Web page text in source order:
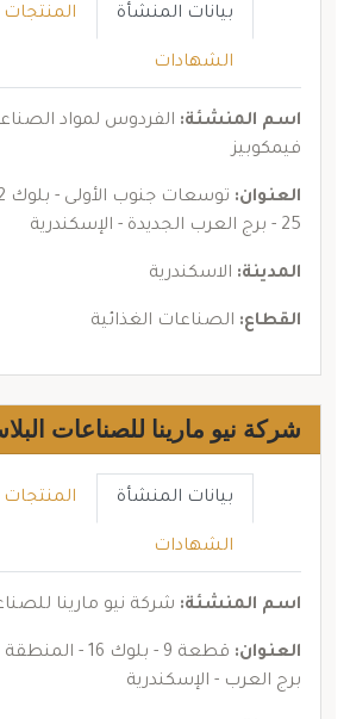
بيانات المنشأة المنتجات
الشهادات
اسم المنشئة: الفردوس لمواد
فيمكوبيز
العنوان:
25 - برج العرب الجديدة - الإسكندرية
المدينة: الاسكندرية
القطاع: الصناعات الغذائية
شركة نيو مارينا للصناعات
بيانات المنشأة المنتجات
الشهادات
اسم المنشئة: شركة نيو مارينا
العنوان:
قطعة 9 - بلوك 16
برج العرب - الإسكندرية